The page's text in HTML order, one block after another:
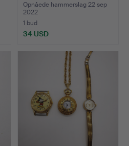
Opnåede hammerslag 22 sep
2022
1 bud
34 USD